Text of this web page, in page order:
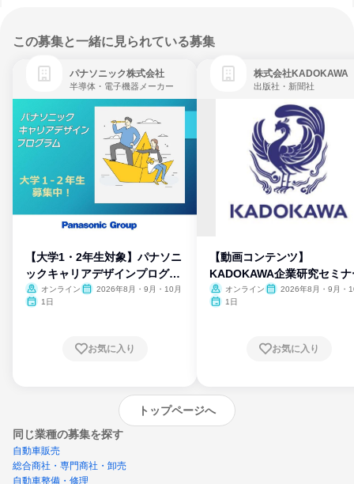
この募集と一緒に見られている募集
パナソニック株式会社
半導体・電子機器メーカー
【大学1・2年生対象】パナソニ
ックキャリアデザインプログラ
ム
オンライン
2026年8月・9月・10月
1日
お気に入り
株式会社KADOKAWA
出版社・新聞社
【動画コンテンツ】
KADOKAWA企業研究セミナ
オンライン
2026年8月・9月・
1日
お気に入り
トップページへ
同じ業種の募集を探す
自動車販売
総合商社・専門商社・卸売
自動車整備・修理